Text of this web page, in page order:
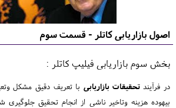
اصول بازاریابی کاتلر - قسمت سوم
بخش سوم بازاریابی فیلیپ کاتلر :
در فرآیندتحقیقات بازاریابی با تعریف دقیق مشکل
بیهوده هزینه وتاخیر ناشی از انجام تحقیق